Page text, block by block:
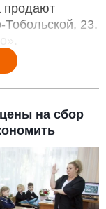
продают
Тобольской, 23.
на сбор